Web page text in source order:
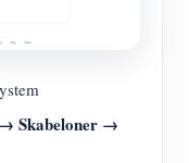
Skabeloner →